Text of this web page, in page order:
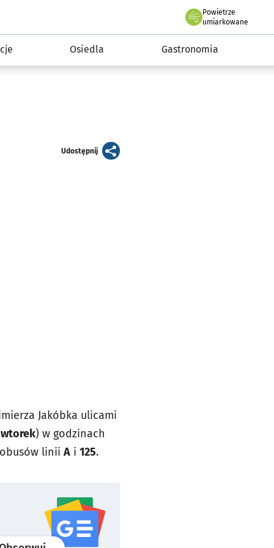
Powietrze
we Wrocławiu
umiarkowane
Osiedla Gastronomia
Udostępnijartykuł
Jakóbka ulicami
wtorek) w godzinach
linii A i 125.